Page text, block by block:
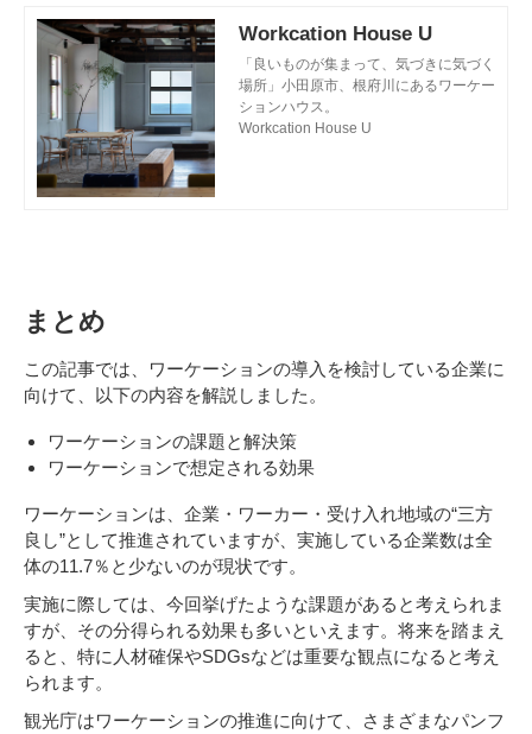
Workcation House U
「良いものが集まって、気づきに気づく
場所」小田原市、根府川にあるワーケー
ションハウス。
Workcation House U
まとめ
この記事では、ワーケーションの導入を検討している企業に
向けて、以下の内容を解説しました。
ワーケーションの課題と解決策
ワーケーションで想定される効果
ワーケーションは、企業・ワーカー・受け入れ地域の“三方
良し”として推進されていますが、実施している企業数は全
体の11.7％と少ないのが現状です。
実施に際しては、今回挙げたような課題があると考えられま
すが、その分得られる効果も多いといえます。将来を踏まえ
ると、特に人材確保やSDGsなどは重要な観点になると考え
られます。
観光庁はワーケーションの推進に向けて、さまざまなパンフ